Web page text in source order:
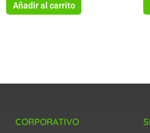
Añadir al carrito
CORPORATIVO